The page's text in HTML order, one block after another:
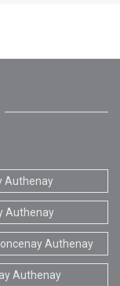
Authenay
Authenay
Authenay
Authenay